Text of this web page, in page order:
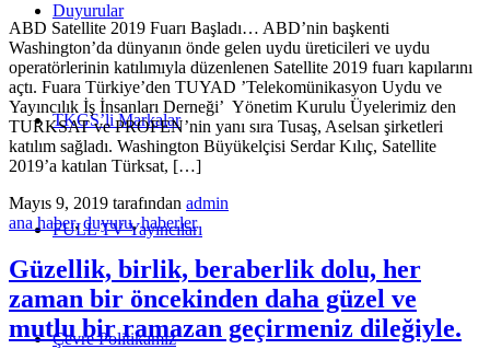
Duyurular
TKGS’li Markalar
FULL TV Yayıncıları
Çevre Politikamız
ABD Satellite 2019 Fuarı Başladı… ABD’nin başkenti
Washington’da dünyanın önde gelen uydu üreticileri ve uydu
operatörlerinin katılımıyla düzenlenen Satellite 2019 fuarı kapılarını
açtı. Fuara Türkiye’den TUYAD ’Telekomünikasyon Uydu ve
Yayıncılık İş İnsanları Derneği’ Yönetim Kurulu Üyelerimiz den
TURKSAT ve PROFEN’nin yanı sıra Tusaş, Aselsan şirketleri
katılım sağladı. Washington Büyükelçisi Serdar Kılıç, Satellite
2019’a katılan Türksat, […]
Mayıs 9, 2019 tarafından admin
ana haber,duyuru,haberler
Güzellik, birlik, beraberlik dolu, her
zaman bir öncekinden daha güzel ve
mutlu bir ramazan geçirmeniz dileğiyle.